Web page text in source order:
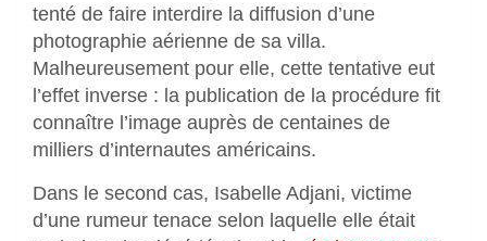
tenté de faire interdire la diffusion d’une
photographie aérienne de sa villa.
Malheureusement pour elle, cette tentative eut
l’effet inverse : la publication de la procédure fit
connaître l’image auprès de centaines de
milliers d’internautes américains.
Dans le second cas, Isabelle Adjani, victime
d’une rumeur tenace selon laquelle elle était